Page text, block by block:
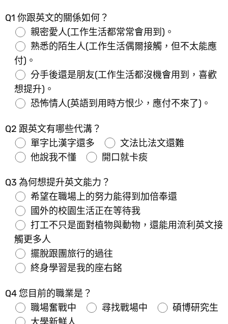
Q1 你跟英文的關係如何？
親密愛人(工作生活都常常會用到)。
熟悉的陌生人(工作生活偶爾接觸，但不太能應
付)。
分手後還是朋友(工作生活都沒機會用到，喜歡
想提升)。
恐怖情人(英語到用時方恨少，應付不來了)。
Q2 跟英文有哪些代溝？
單字比漢字還多
文法比法文還難
他說我不懂
開口就卡痰
Q3 為何想提升英文能力？
希望在職場上的努力能得到加倍奉還
國外的校園生活正在等待我
打工不只是面對植物與動物，還能用流利英文接
觸更多人
擺脫跟團旅行的過往
終身學習是我的座右銘
Q4 您目前的職業是？
職場奮戰中
尋找戰場中
碩博研究生